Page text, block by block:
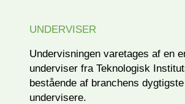
UNDERVISER
Undervisningen varetages af en
underviser fra Teknologisk
bestående af branchens dygtigste
undervisere.